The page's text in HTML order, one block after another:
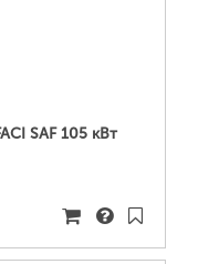
SAF 105 кВт